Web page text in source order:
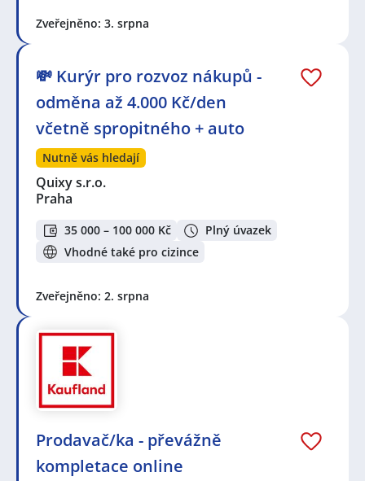
Zveřejněno: 3. srpna
💸 Kurýr pro rozvoz nákupů -
odměna až 4.000 Kč/den
včetně spropitného + auto
Nutně vás hledají
Quixy s.r.o.
Praha
35 000 – 100 000 Kč
Plný úvazek
Vhodné také pro cizince
Zveřejněno: 2. srpna
Prodavač/ka - převážně
kompletace online